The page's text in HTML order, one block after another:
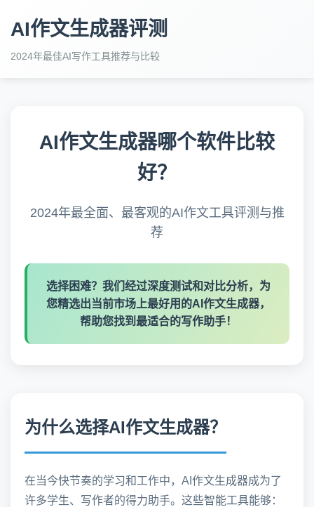
AI作文生成器评测
2024年最佳AI写作工具推荐与比较
AI作文生成器哪个软件比较
好？
2024年最全面、最客观的AI作文工具评测与推
荐
选择困难？ 我们经过深度测试和对比分析，为
您精选出当前市场上最好用的AI作文生成器，
帮助您找到最适合的写作助手！
为什么选择AI作文生成器？
在当今快节奏的学习和工作中，AI作文生成器成为了
许多学生、写作者的得力助手。这些智能工具能够：